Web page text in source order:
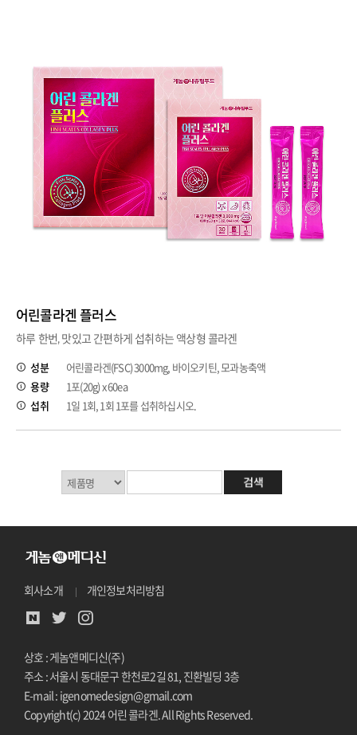
어린콜라겐 플러스
하루 한번, 맛있고 간편하게 섭취하는 액상형 콜라겐
성분
어린콜라겐(FSC) 3000mg, 바이오키틴, 모과농축액
용량
1포(20g) x 60ea
섭취
1일 1회, 1회 1포를 섭취하십시오.
회사소개 개인정보처리방침
상호 : 게놈앤메디신(주)
주소 : 서울시 동대문구 한천로2길 81, 진환빌딩 3층
E-mail : igenomedesign@gmail.com
Copyright(c) 2024 어린 콜라겐. All Rights Reserved.